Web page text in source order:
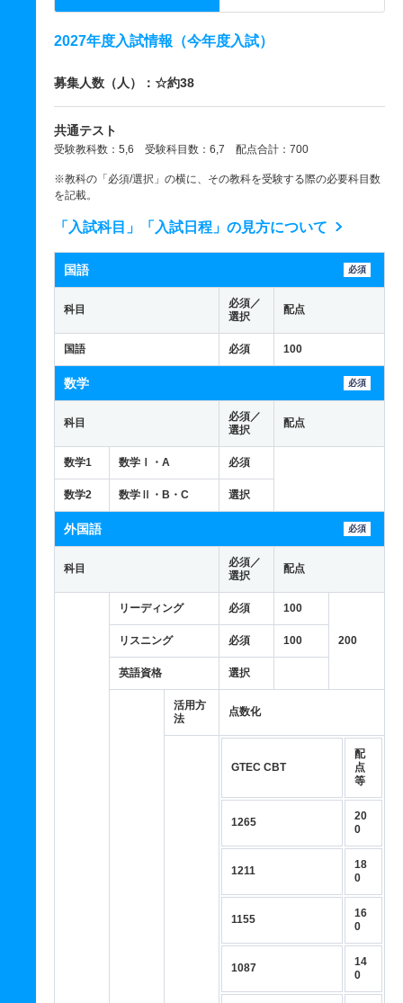
2027年度入試情報（今年度入試）
募集人数（人）：☆約38
共通テスト
受験教科数：5,6 受験科目数：6,7 配点合計：700
※教科の「必須/選択」の横に、その教科を受験する際の必要科目数
を記載。
「入試科目」「入試日程」の見方について
国語 必須
科目
必須／
選択
配点
国語 必須 100
数学 必須
科目
必須／
選択
配点
数学1 数学Ⅰ・A 必須
数学2 数学Ⅱ・B・C 選択
外国語 必須
科目
必須／
選択
配点
リーディング 必須 100
200
リスニング 必須 100
英語資格 選択
活用方
法
点数化
GTEC CBT
配
点
等
1265
20
0
1211
18
0
1155
16
0
1087
14
0